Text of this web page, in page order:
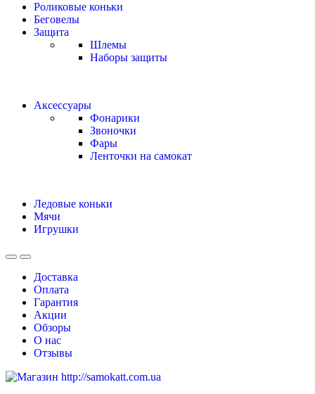
Роликовые коньки
Беговелы
Защита
Шлемы
Наборы защиты
Аксессуары
Фонарики
Звоночки
Фары
Ленточки на самокат
Ледовые коньки
Мячи
Игрушки
Доставка
Оплата
Гарантия
Акции
Обзоры
О нас
Отзывы